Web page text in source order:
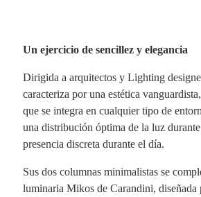
Un ejercicio de sencillez y elegancia
Dirigida a arquitectos y Lighting
caracteriza por una estética
que se integra en cualquier tipo de
una distribución óptima de la luz
presencia discreta durante el día.
Sus dos columnas minimalistas se
luminaria Mikos de Carandini, diseñada